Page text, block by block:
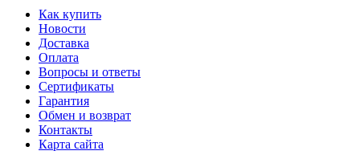
Как купить
Новости
Доставка
Оплата
Вопросы и ответы
Сертификаты
Гарантия
Обмен и возврат
Контакты
Карта сайта